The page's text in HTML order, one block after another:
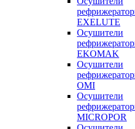
EXELUTE
Осушители
EKOMAK
Осушители
OMI
Осушители
MICROPOR